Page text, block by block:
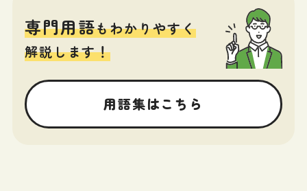
専門用語もわかりやすく
解説します！
用語集はこちら